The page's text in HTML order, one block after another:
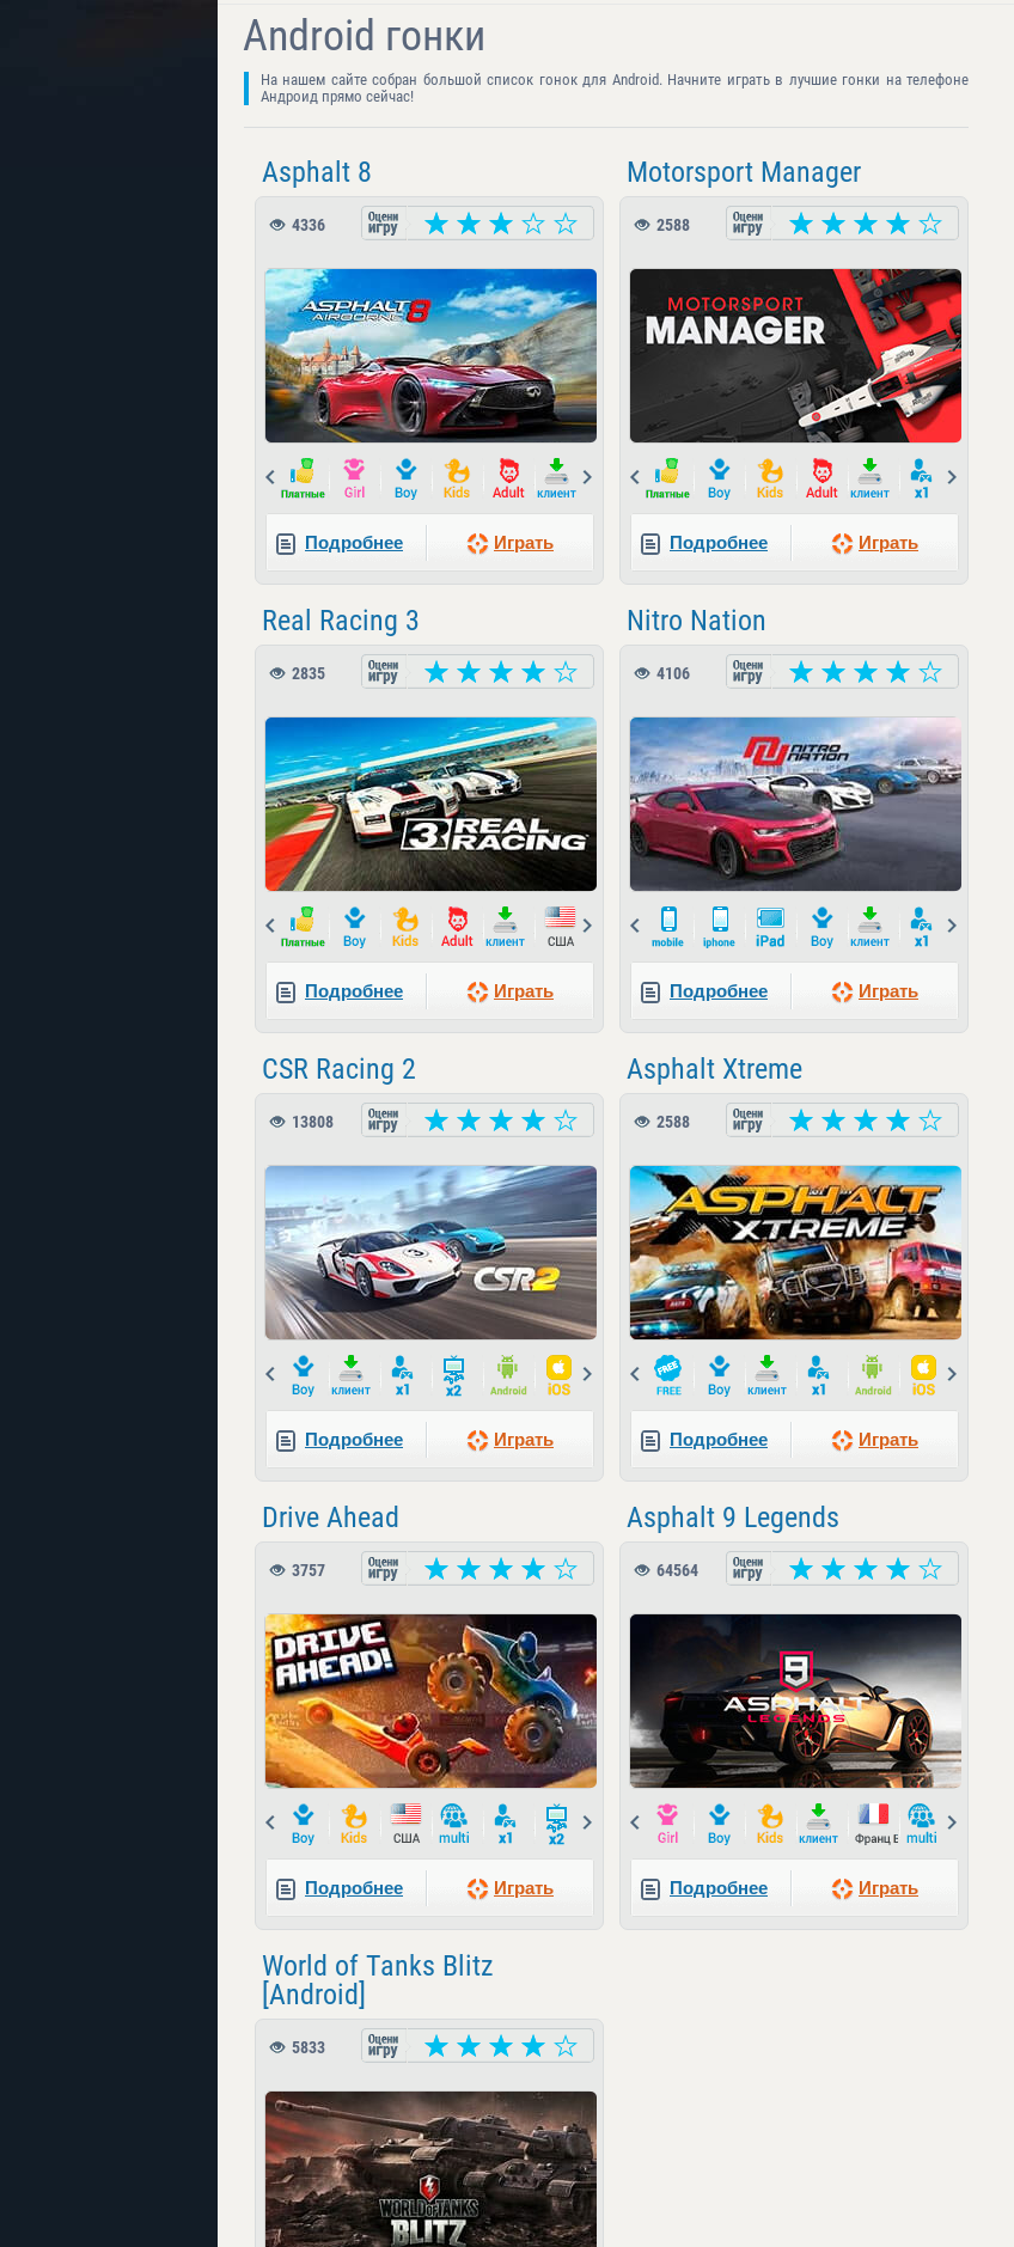
Android гонки
На нашем сайте собран большой список гонок для Android. Начните играть в лучшие гонки на телефоне
Андроид прямо сейчас!
Asphalt 8
4336
Prev
Подробнее Играть
Motorsport Manager
2588
Prev
Подробнее Играть
Real Racing 3
2835
Prev
Подробнее Играть
Nitro Nation
4106
Prev
Подробнее Играть
CSR Racing 2
13808
Prev
Подробнее Играть
Asphalt Xtreme
2588
Prev
Подробнее Играть
Drive Ahead
3757
Prev
Подробнее Играть
Asphalt 9 Legends
64564
Prev
Подробнее Играть
World of Tanks Blitz
[Android]
5833